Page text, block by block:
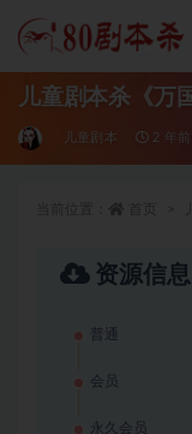
儿童剧本杀《万
儿童剧本 2 年前
资源信息
普通
会员
永久会员